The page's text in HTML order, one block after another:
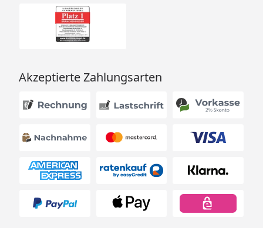
Akzeptierte Zahlungsarten